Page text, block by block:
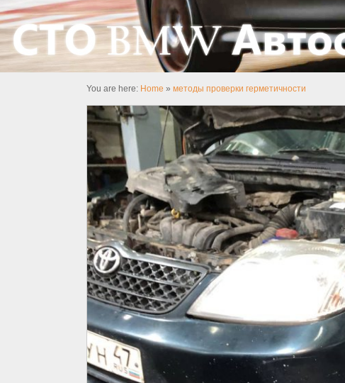
You are here: Home » методы проверки герметичности